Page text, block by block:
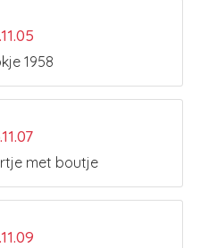
1958
met boutje